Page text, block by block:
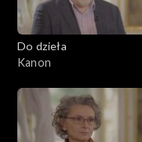
Do dzieła
Kanon